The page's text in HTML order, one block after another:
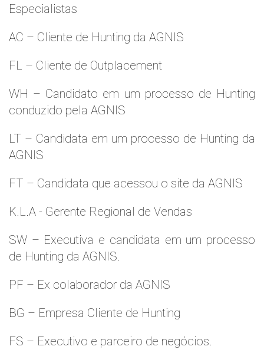
Especialistas
AC – Cliente de Hunting da AGNIS
FL – Cliente de Outplacement
WH – Candidato em um processo de Hunting
conduzido pela AGNIS
LT – Candidata em um processo de Hunting da
AGNIS
FT – Candidata que acessou o site da AGNIS
K.L.A - Gerente Regional de Vendas
SW – Executiva e candidata em um processo
de Hunting da AGNIS.
PF – Ex colaborador da AGNIS
BG – Empresa Cliente de Hunting
FS – Executivo e parceiro de negócios.